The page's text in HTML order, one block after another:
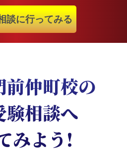
談に行ってみる
前仲町校の
験相談へ
みよう!